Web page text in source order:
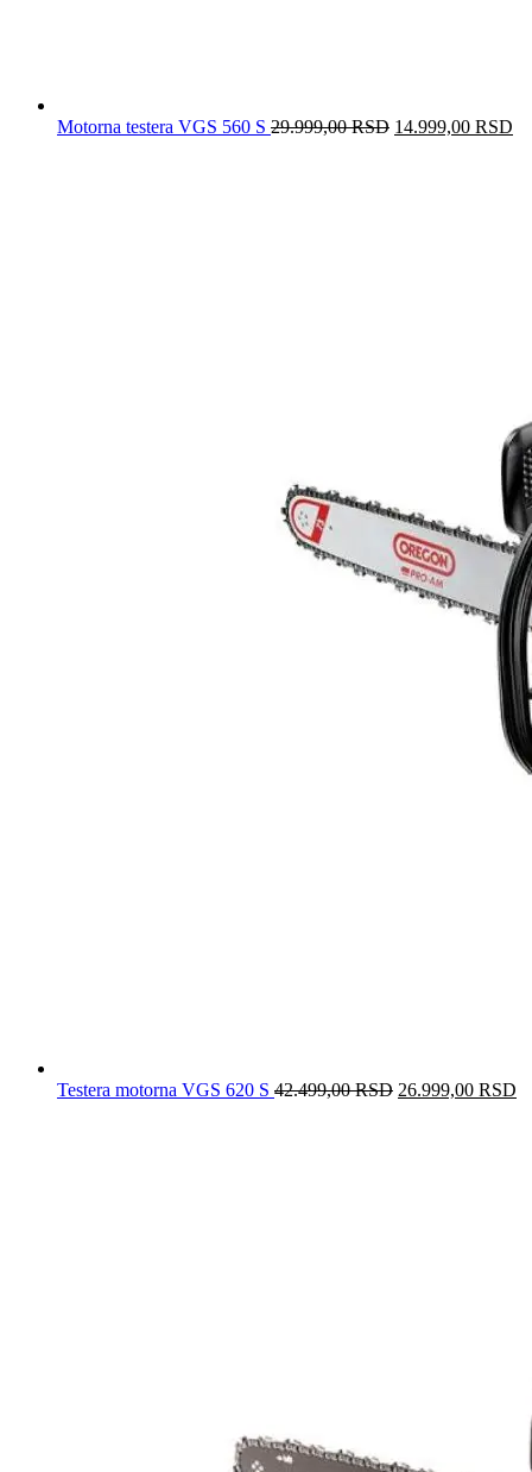
Motorna testera VGS 560 S 29.999,00RSD Originalna
14.999,00 RSD
Testera motorna VGS 620 S 42.499,00RSD Originalna
26.999,00 RSD